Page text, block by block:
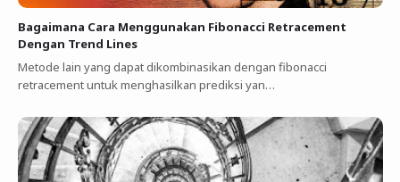
Bagaimana Cara Menggunakan Fibonacci Retracement
Dengan Trend Lines
Metode lain yang dapat dikombinasikan dengan fibonacci
retracement untuk menghasilkan prediksi yan…